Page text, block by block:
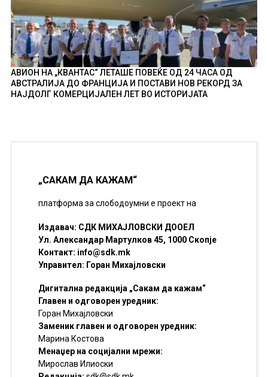
АВИОН НА „КВАНТАС“ ЛЕТАШЕ ПОВЕЌЕ ОД 24 ЧАСА ОД
АВСТРАЛИЈА ДО ФРАНЦИЈА И ПОСТАВИ НОВ РЕКОРД ЗА
НАЈДОЛГ КОМЕРЦИЈАЛЕН ЛЕТ ВО ИСТОРИЈАТА
„САКАМ ДА КАЖАМ“
платформа за слободоумни е проект на
Издавач: СДК МИХАЈЛОВСКИ ДООЕЛ
Ул. Александар Мартулков 45, 1000 Скопје
Контакт: info@sdk.mk
Управител: Горан Михајловски
Дигитална редакција „Сакам да кажам“
Главен и одговорен уредник:
Горан Михајловски
Заменик главен и одговорен уредник:
Марина Костова
Менаџер на социјални мрежи:
Мирослав Илиоски